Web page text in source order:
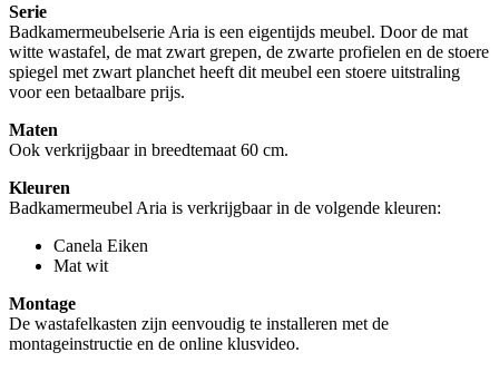
Serie
Badkamermeubelserie Aria is een eigentijds meubel. Door de mat
witte wastafel, de mat zwart grepen, de zwarte profielen en de stoere
spiegel met zwart planchet heeft dit meubel een stoere uitstraling
voor een betaalbare prijs.
Maten
Ook verkrijgbaar in breedtemaat 60 cm.
Kleuren
Badkamermeubel Aria is verkrijgbaar in de volgende kleuren:
Canela Eiken
Mat wit
Montage
De wastafelkasten zijn eenvoudig te installeren met de
montageinstructie en de online klusvideo.